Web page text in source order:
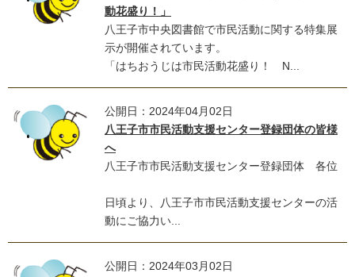
動花盛り！」
八王子市中央図書館で市民活動に関する特集展
示が開催されています。
「はちおうじは市民活動花盛り！ N...
公開日：2024年04月02日
八王子市市民活動支援センター登録団体の皆様
へ
八王子市市民活動支援センター登録団体 各位
日頃より、八王子市市民活動支援センターの活
動にご協力い...
公開日：2024年03月02日